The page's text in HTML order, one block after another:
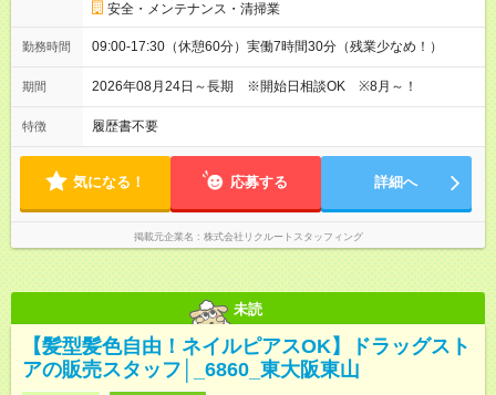
安全・メンテナンス・清掃業
勤務時間 09:00-17:30（休憩60分）実働7時間30分（残業少なめ！）
期間 2026年08月24日～長期 ※開始日相談OK ※8月～！
特徴 履歴書不要
気になる！ 応募する 詳細へ
掲載元企業名 株式会社リクルートスタッフィング
未読
【髪型髪色自由！ネイルピアスOK】ドラッグスト
アの販売スタッフ│_6860_東大阪東山